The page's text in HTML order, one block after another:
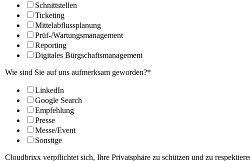
Schnittstellen
Ticketing
Mittelabflussplanung
Prüf-/Wartungsmanagement
Reporting
Digitales Bürgschaftsmanagement
Wie sind Sie auf uns aufmerksam geworden?*
LinkedIn
Google Search
Empfehlung
Presse
Messe/Event
Sonstige
Cloudbrixx verpflichtet sich, Ihre Privatsphäre zu schützen und zu